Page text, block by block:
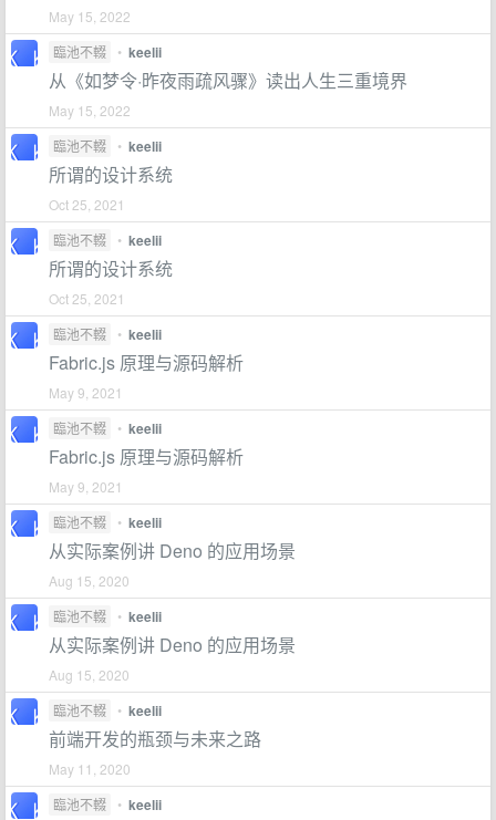
May 15, 2022
臨池不輟
• keelii
从《如梦令·昨夜雨疏风骤》读出人生三重境界
May 15, 2022
臨池不輟
• keelii
所谓的设计系统
Oct 25, 2021
臨池不輟
• keelii
所谓的设计系统
Oct 25, 2021
臨池不輟
• keelii
Fabric.js 原理与源码解析
May 9, 2021
臨池不輟
• keelii
Fabric.js 原理与源码解析
May 9, 2021
臨池不輟
• keelii
从实际案例讲 Deno 的应用场景
Aug 15, 2020
臨池不輟
• keelii
从实际案例讲 Deno 的应用场景
Aug 15, 2020
臨池不輟
• keelii
前端开发的瓶颈与未来之路
May 11, 2020
臨池不輟
• keelii